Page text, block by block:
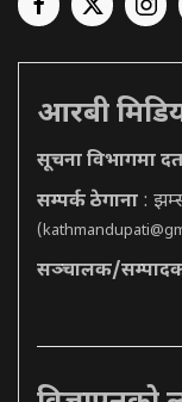
आरबी मिडिया
सूचना विभागमा
सम्पर्क ठेगाना :
(
सञ्चालक/